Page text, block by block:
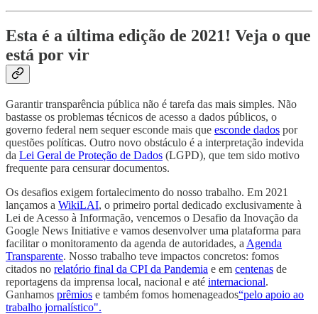
Esta é a última edição de 2021! Veja o que
está por vir
Garantir transparência pública não é tarefa das mais simples. Não
bastasse os problemas técnicos de acesso a dados públicos, o
governo federal nem sequer esconde mais que esconde dados por
questões políticas. Outro novo obstáculo é a interpretação indevida
da Lei Geral de Proteção de Dados (LGPD), que tem sido motivo
frequente para censurar documentos.
Os desafios exigem fortalecimento do nosso trabalho. Em 2021
lançamos a WikiLAI, o primeiro portal dedicado exclusivamente à
Lei de Acesso à Informação, vencemos o Desafio da Inovação da
Google News Initiative e vamos desenvolver uma plataforma para
facilitar o monitoramento da agenda de autoridades, a Agenda
Transparente. Nosso trabalho teve impactos concretos: fomos
citados no relatório final da CPI da Pandemia e em centenas de
reportagens da imprensa local, nacional e até internacional.
Ganhamos prêmios e também fomos homenageados“pelo apoio ao
trabalho jornalístico".